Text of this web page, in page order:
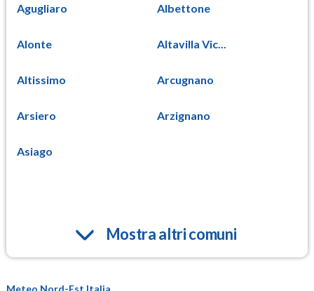
Agugliaro Albettone
Alonte Altavilla Vic...
Altissimo Arcugnano
Arsiero Arzignano
Asiago
Mostra altri comuni
Meteo Nord-Est Italia